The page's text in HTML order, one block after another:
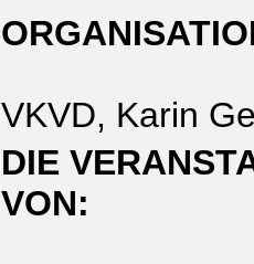
VKVD, Karin
DIE
VON: